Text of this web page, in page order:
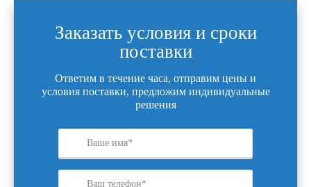
Заказать условия и сроки
поставки
Ответим в течение часа, отправим цены и
условия поставки, предложим индивидуальные
решения